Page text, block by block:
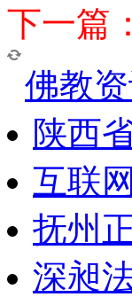
下一篇：
佛教
陕西
互联
抚州
深昶